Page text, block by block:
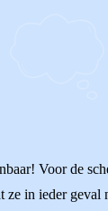
Voor de
ze in ieder